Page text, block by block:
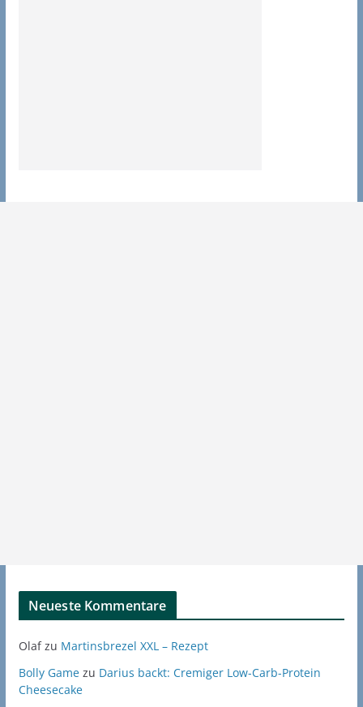
Neueste Kommentare
Olafzu Martinsbrezel XXL – Rezept
Bolly Gamezu Darius backt: Cremiger Low-Carb-Protein
Cheesecake